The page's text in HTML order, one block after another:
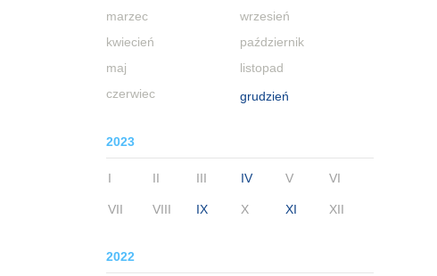
marzec
kwiecień
maj
czerwiec
wrzesień
październik
listopad
grudzień
2023
I II III IV V VI
VII VIII IX X XI XII
2022